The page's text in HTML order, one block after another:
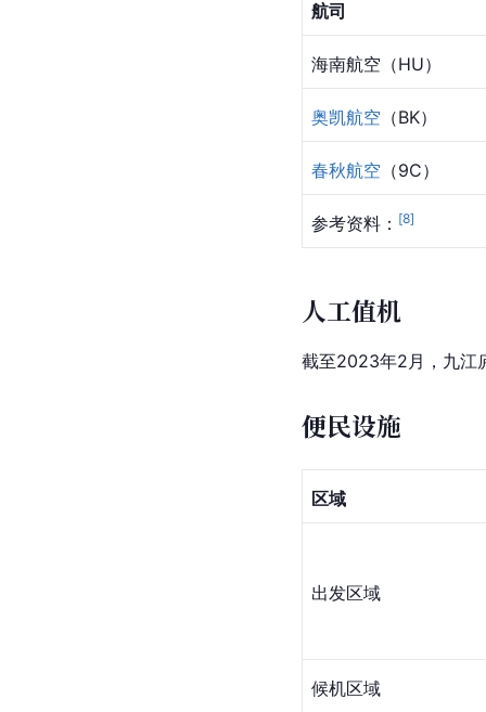
航司
海南航空（HU）
奥凯航空 （BK）
春秋航空 （9C）
参考资料： [8]
人工值机
截至2023年2月，九江
便民设施
区域
出发区域
候机区域